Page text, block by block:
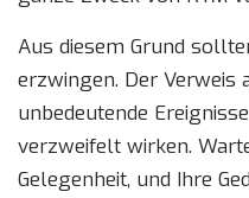
Aus diesem Grund
erzwingen. Der Verweis
unbedeutende
verzweifelt wirken.
Gelegenheit, und Ihre